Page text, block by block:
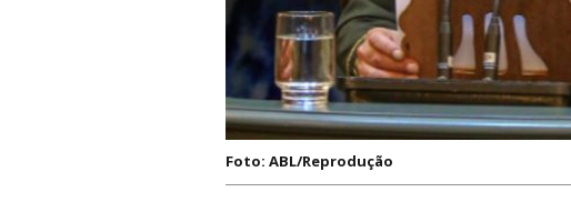
Foto: ABL/Reprodução